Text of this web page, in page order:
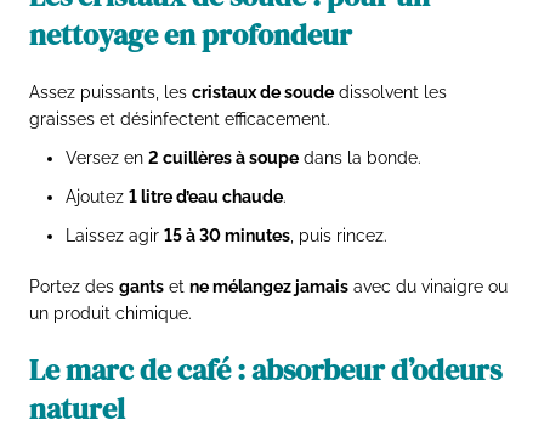
nettoyage en profondeur
Assez puissants, les cristaux de soude dissolvent les
graisses et désinfectent efficacement.
Versez en 2 cuillères à soupe dans la bonde.
Ajoutez 1 litre d’eau chaude.
Laissez agir 15 à 30 minutes , puis rincez.
Portez des gants et ne mélangez jamais avec du vinaigre ou
un produit chimique.
Le marc de café : absorbeur d’odeurs
naturel